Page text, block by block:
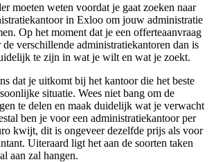
moeten weten voordat je gaat zoeken naar
in Exloo om jouw administratie
Op het moment dat je een offerteaanvraag
verschillende administratiekantoren dan is
te zijn in wat je wilt en wat je zoekt.
dat je uitkomt bij het kantoor die het beste
situatie. Wees niet bang om de
te delen en maak duidelijk wat je verwacht
ben je voor een administratiekantoor per
kwijt, dit is ongeveer dezelfde prijs als voor
Uiteraard ligt het aan de soorten taken
aan zal hangen.